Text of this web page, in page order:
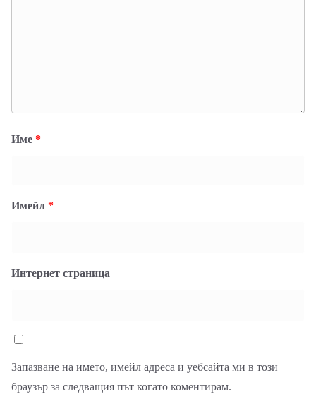
Име *
Имейл *
Интернет страница
Запазване на името, имейл адреса и уебсайта ми в този
браузър за следващия път когато коментирам.